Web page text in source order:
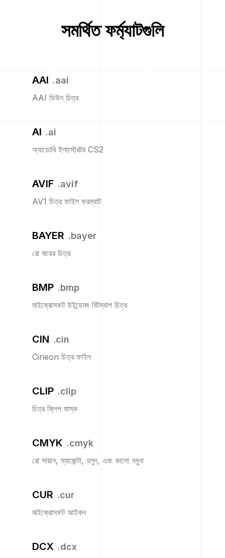
সমর্থিত ফর্ম্যাটগুলি
AAI .aai
AAI ডিউন চিত্র
AI .ai
অ্যাডোবি ইলাস্ট্রেটর CS2
AVIF .avif
AV1 চিত্র ফাইল ফরম্যাট
BAYER .bayer
রো বায়ের চিত্র
BMP .bmp
মাইক্রোসফট উইন্ডোজ বিটম্যাপ চিত্র
CIN .cin
Cineon চিত্র ফাইল
CLIP .clip
চিত্র ক্লিপ মাস্ক
CMYK .cmyk
রো সায়ান, ম্যাজেন্টা, হলুদ, এবং কালো নমুনা
CUR .cur
মাইক্রোসফট আইকন
DCX .dcx